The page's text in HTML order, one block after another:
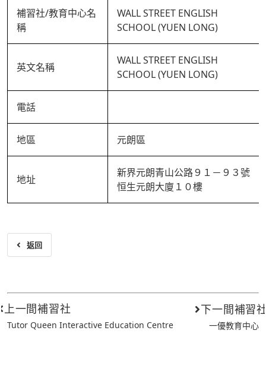
補習社/教育中心名
稱
WALL STREET ENGLISH
SCHOOL (YUEN LONG)
英文名稱
WALL STREET ENGLISH
SCHOOL (YUEN LONG)
電話
地區 元朗區
地址
新界元朗青山公路９１－９３號
恒生元朗大廈１０樓
返回
上一間補習社
Tutor Queen Interactive Education Centre
下一間補習
一優教育中心